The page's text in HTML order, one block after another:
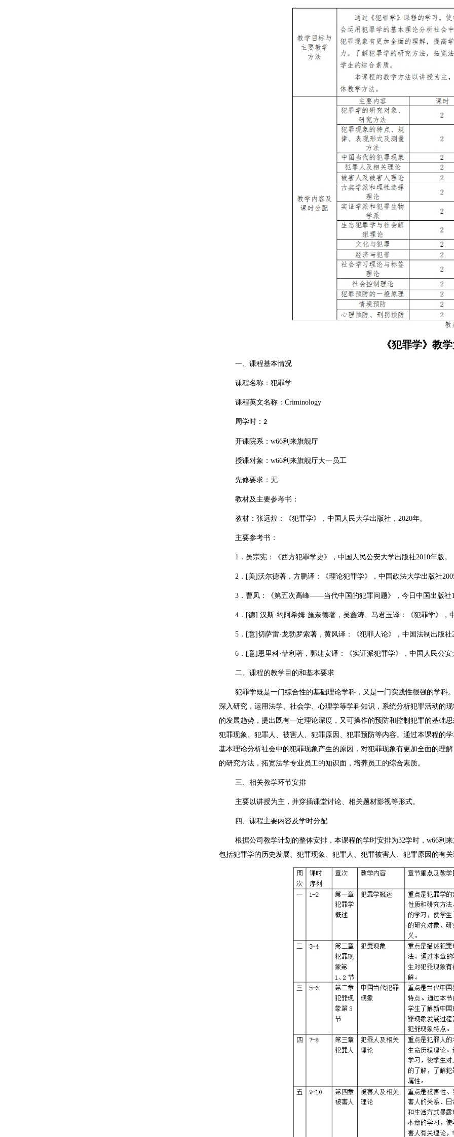
《犯罪学》教
一、课程基本情况
课程名称：犯罪学
课程英文名称：Criminology
周学时： 2
开课院系：w66利来旗舰厅
授课对象：w66利来旗舰厅大一员工
先修要求：无
教材及主要参考书：
教材：张远煌：《犯罪学》，中国人民大学出版社，2020年。
主要参考书：
1．吴宗宪：《西方犯罪学史》，中国人民公安大学出版社2010年版。
2．[美]沃尔德著，方鹏译：《理论犯罪学》，中国政法大学出版社
3．曹凤：《第五次高峰——当代中国的犯罪问题》，今日中国出版社
4．[德] 汉斯·约阿希姆·施奈德著，吴鑫涛、马君玉译：《犯罪学》，
5．[意]切萨雷·龙勃罗索著，黄风译：《犯罪人论》，中国法制出版社
6．[意]恩里科·菲利著，郭建安译：《实证派犯罪学》，中国人民公安
二、课程的教学目的和基本要求
犯罪学既是一门综合性的基础理论学科，又是一门实践性很强的学科
深入研究，运用法学、社会学、心理学等学科知识，系统分析犯罪活动的
的发展趋势，提出既有一定理论深度，又可操作的预防和控制犯罪的基础
犯罪现象、犯罪人、被害人、犯罪原因、犯罪预防等内容。通过本课程的
基本理论分析社会中的犯罪现象产生的原因，对犯罪现象有更加全面的理
的研究方法，拓宽法学专业员工的知识面，培养员工的综合素质。
三、相关教学环节安排
主要以讲授为主，并穿插课堂讨论、相关题材影视等形式。
四、课程主要内容及学时分配
根据公司教学计划的整体安排，本课程的学时安排为32学时，w66利
包括犯罪学的历史发展、犯罪现象、犯罪人、犯罪被害人、犯罪原因的有